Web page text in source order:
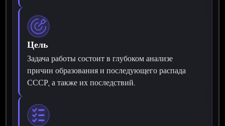
Цель
Задача работы состоит в глубоком анализе
причин образования и последующего распада
СССР, а также их последствий.